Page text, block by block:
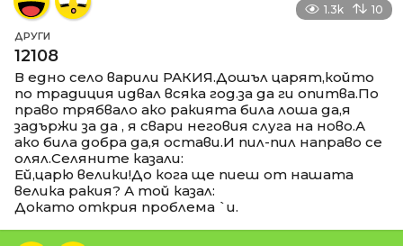
1.3k 10
ДРУГИ
12108
В едно село варили РАКИЯ.Дошъл царят,който
по традиция идвал всяка год.за да ги опитва.По
право трябвало ако ракията била лоша да,я
задържи за да , я свари неговия слуга на ново.А
ако била добра да,я остави.И пил-пил направо се
олял.Селяните казали:
Ей,царю велики!До кога ще пиеш от нашата
велика ракия? А той казал:
Докато открия проблема `и.